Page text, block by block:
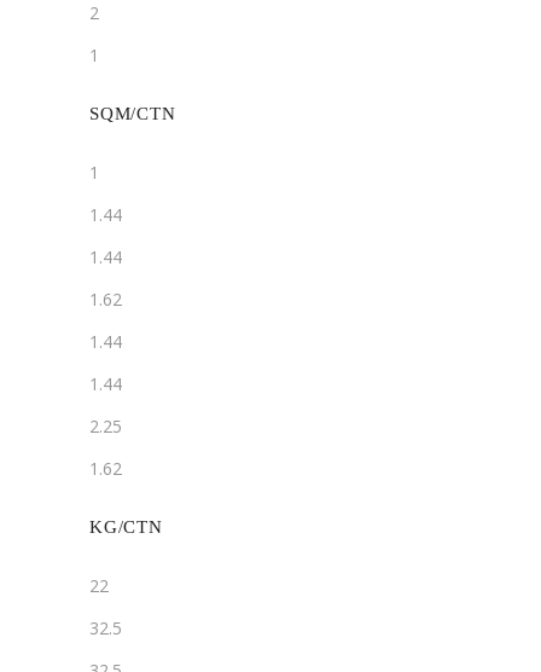
2
1
SQM/CTN
1
1.44
1.44
1.62
1.44
1.44
2.25
1.62
KG/CTN
22
32.5